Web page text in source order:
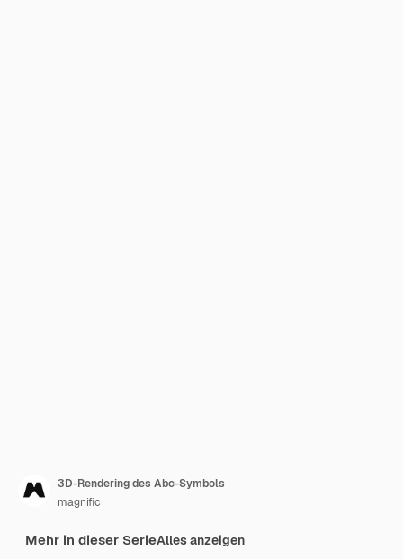
3D-Rendering des Abc-Symbols
magnific
Mehr in dieser SerieAlles anzeigen